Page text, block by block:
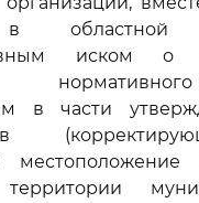
в
иском о
в части
местоположение